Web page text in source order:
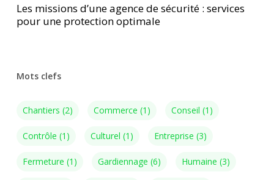
Les missions d’une agence de sécurité : services
pour une protection optimale
Mots clefs
Chantiers (2) Commerce (1) Conseil (1)
Contrôle (1) Culturel (1) Entreprise (3)
Fermeture (1) Gardiennage (6) Humaine (3)